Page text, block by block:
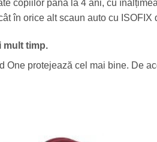
copiilor până la 4 ani, cu
în orice alt scaun auto cu ISOFIX
mult timp.
One protejează cel mai bine. De